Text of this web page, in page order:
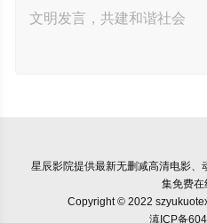
星辰影院提供最新无删减高清电影、
集免费在
Copyright © 2022
滇ICP备